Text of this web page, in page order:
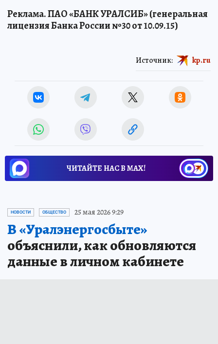
Реклама. ПАО «БАНК УРАЛСИБ» (генеральная
лицензия Банка России №30 от 10.09.15)
Источник: kp.ru
ЧИТАЙТЕ НАС В МАХ!
НОВОСТИ ОБЩЕСТВО 25 мая 2026 9:29
В «Уралэнергосбыте»
объяснили, как обновляются
данные в личном кабинете